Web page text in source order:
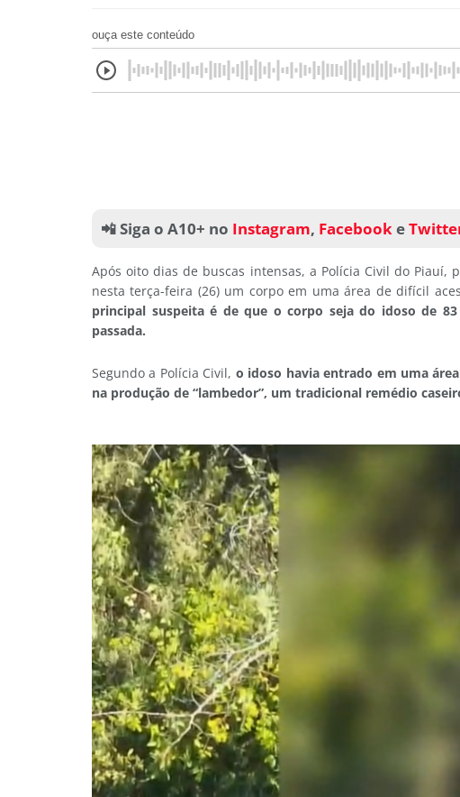
ouça este conteúdo
📲 Siga o A10+ no Instagram, Facebooke
Após oito dias de buscas intensas, a Polícia Civil do Piauí,
nesta terça-feira (26) um corpo em uma área de difícil
principal suspeita é de que o corpo seja do idoso de
passada.
Segundo a Polícia Civil, o idoso havia entrado em uma
na produção de “lambedor”, um tradicional remédio